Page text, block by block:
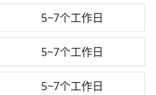
5~7个工作日
5~7个工作日
5~7个工作日